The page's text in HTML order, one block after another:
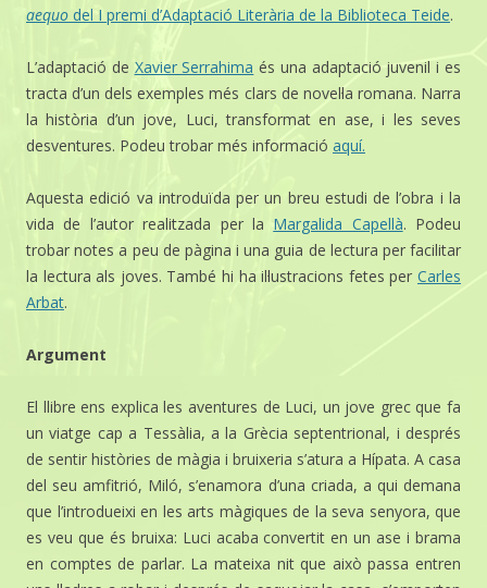
aequo del I premi d’Adaptació Literària de la Biblioteca Teide.
L’adaptació de Xavier Serrahima és una adaptació juvenil i es
tracta d’un dels exemples més clars de novel·la romana. Narra
la història d’un jove, Luci, transformat en ase, i les seves
desventures. Podeu trobar més informació aquí.
Aquesta edició va introduïda per un breu estudi de l’obra i la
vida de l’autor realitzada per la Margalida Capellà. Podeu
trobar notes a peu de pàgina i una guia de lectura per facilitar
la lectura als joves. També hi ha il·lustracions fetes per Carles
Arbat.
Argument
El llibre ens explica les aventures de Luci, un jove grec que fa
un viatge cap a Tessàlia, a la Grècia septentrional, i després
de sentir històries de màgia i bruixeria s’atura a Hípata. A casa
del seu amfitrió, Miló, s’enamora d’una criada, a qui demana
que l’introdueixi en les arts màgiques de la seva senyora, que
es veu que és bruixa: Luci acaba convertit en un ase i brama
en comptes de parlar. La mateixa nit que això passa entren